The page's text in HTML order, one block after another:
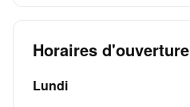
Horaires d'ouverture
Lundi